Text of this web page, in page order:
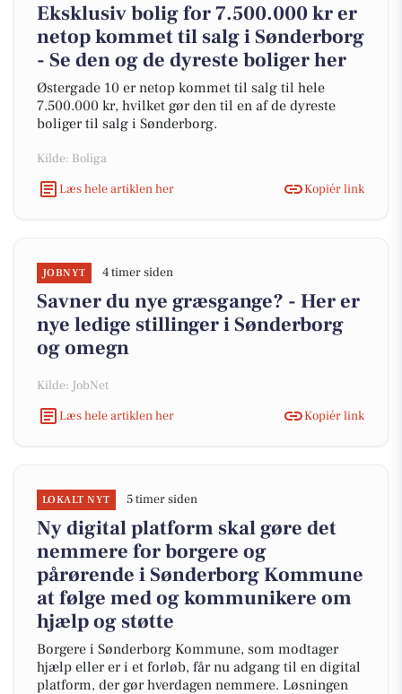
Eksklusiv bolig for 7.500.000 kr er
netop kommet til salg i Sønderborg
- Se den og de dyreste boliger her
Østergade 10 er netop kommet til salg til hele
7.500.000 kr, hvilket gør den til en af de dyreste
boliger til salg i Sønderborg.
Kilde: Boliga
Læs hele artiklen her
Kopiér link
JOBNYT 4 timer siden
Savner du nye græsgange? - Her er
nye ledige stillinger i Sønderborg
og omegn
Kilde: JobNet
Læs hele artiklen her
Kopiér link
LOKALT NYT 5 timer siden
Ny digital platform skal gøre det
nemmere for borgere og
pårørende i Sønderborg Kommune
at følge med og kommunikere om
hjælp og støtte
Borgere i Sønderborg Kommune, som modtager
hjælp eller er i et forløb, får nu adgang til en digital
platform, der gør hverdagen nemmere. Løsningen